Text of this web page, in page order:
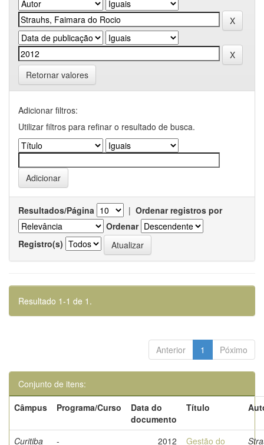
Retornar valores
Adicionar filtros:
Utilizar filtros para refinar o resultado de busca.
Resultados/Página | Ordenar registros por
Ordenar
Registro(s)
Resultado 1-1 de 1.
Anterior 1 Póximo
Conjunto de itens:
Câmpus
Programa/Curso
Data do
documento
Título
Curitiba - 2012
Gestão do